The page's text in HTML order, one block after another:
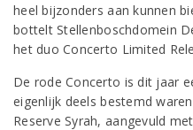
heel bijzonders aan kunnen
bottelt Stellenboschdomein
het duo Concerto Limited
De rode Concerto is dit jaar
eigenlijk deels bestemd
Reserve Syrah, aangevuld